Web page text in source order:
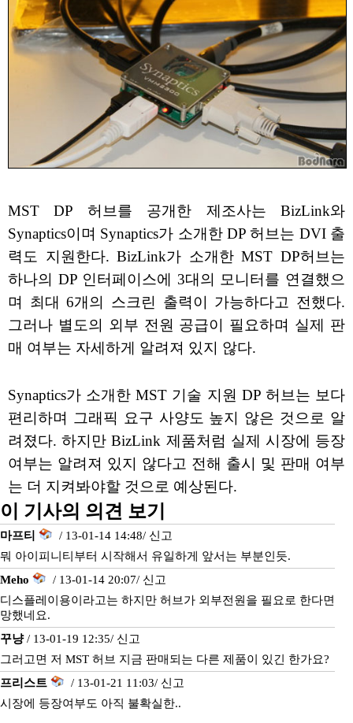
MST DP 허브를 공개한 제조사는 BizLink와
Synaptics이며 Synaptics가 소개한 DP 허브는 DVI 출
력도 지원한다. BizLink가 소개한 MST DP허브는
하나의 DP 인터페이스에 3대의 모니터를 연결했으
며 최대 6개의 스크린 출력이 가능하다고 전했다.
그러나 별도의 외부 전원 공급이 필요하며 실제 판
매 여부는 자세하게 알려져 있지 않다.
Synaptics가 소개한 MST 기술 지원 DP 허브는 보다
편리하며 그래픽 요구 사양도 높지 않은 것으로 알
려졌다. 하지만 BizLink 제품처럼 실제 시장에 등장
여부는 알려져 있지 않다고 전해 출시 및 판매 여부
는 더 지켜봐야할 것으로 예상된다.
이 기사의 의견 보기
마프티 / 13-01-14 14:48/ 신고
뭐 아이피니티부터 시작해서 유일하게 앞서는 부분인듯.
Meho
/ 13-01-14 20:07/ 신고
디스플레이용이라고는 하지만 허브가 외부전원을 필요로 한다면
망했네요.
꾸냥/ 13-01-19 12:35/ 신고
그러고면 저 MST 허브 지금 판매되는 다른 제품이 있긴 한가요?
프리스트
/ 13-01-21 11:03/ 신고
시장에 등장여부도 아직 불확실한..